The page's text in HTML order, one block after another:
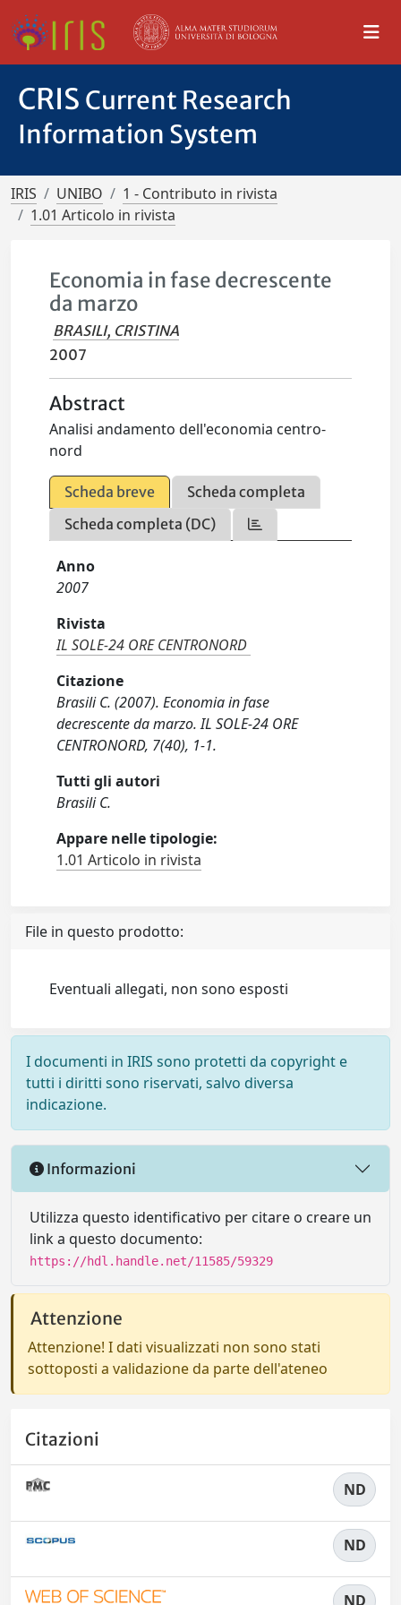
CRIS Current Research
Information System
IRIS UNIBO
1 - Contributo in rivista
1.01 Articolo in rivista
Economia in fase decrescente
da marzo
BRASILI, CRISTINA
2007
Abstract
Analisi andamento dell'economia centro-
nord
Scheda breve
Scheda completa
Scheda completa (DC)
Anno
2007
Rivista
IL SOLE-24 ORE CENTRONORD
Citazione
Brasili C. (2007). Economia in fase
decrescente da marzo. IL SOLE-24 ORE
CENTRONORD, 7(40), 1-1.
Tutti gli autori
Brasili C.
Appare nelle tipologie:
1.01 Articolo in rivista
File in questo prodotto:
Eventuali allegati, non sono esposti
I documenti in IRIS sono protetti da copyright e
tutti i diritti sono riservati, salvo diversa
indicazione.
Informazioni
Utilizza questo identificativo per citare o creare un
link a questo documento:
https://hdl.handle.net/11585/59329
Attenzione
Attenzione! I dati visualizzati non sono stati
sottoposti a validazione da parte dell'ateneo
Citazioni
ND
ND
ND